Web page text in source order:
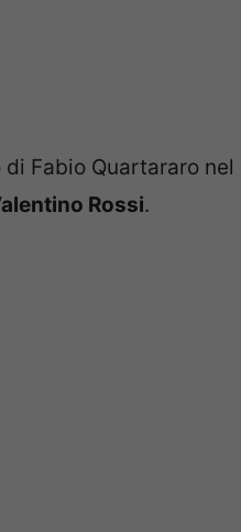
Fabio Quartararo nel
Rossi.